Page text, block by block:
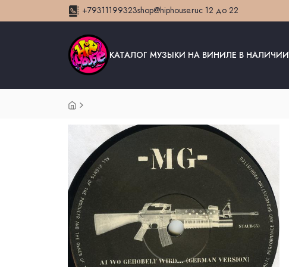
+79311199323shop@hiphouse.ruс 12 до 22
КАТАЛОГ МУЗЫКИ НА ВИНИЛЕ В НАЛИЧИИ